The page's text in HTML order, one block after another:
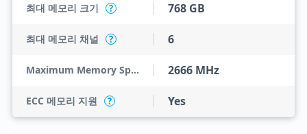
최대 메모리 크기 ? 768 GB
최대 메모리 채널 ? 6
Maximum Memory Speed 2666 MHz
ECC 메모리 지원 ? Yes